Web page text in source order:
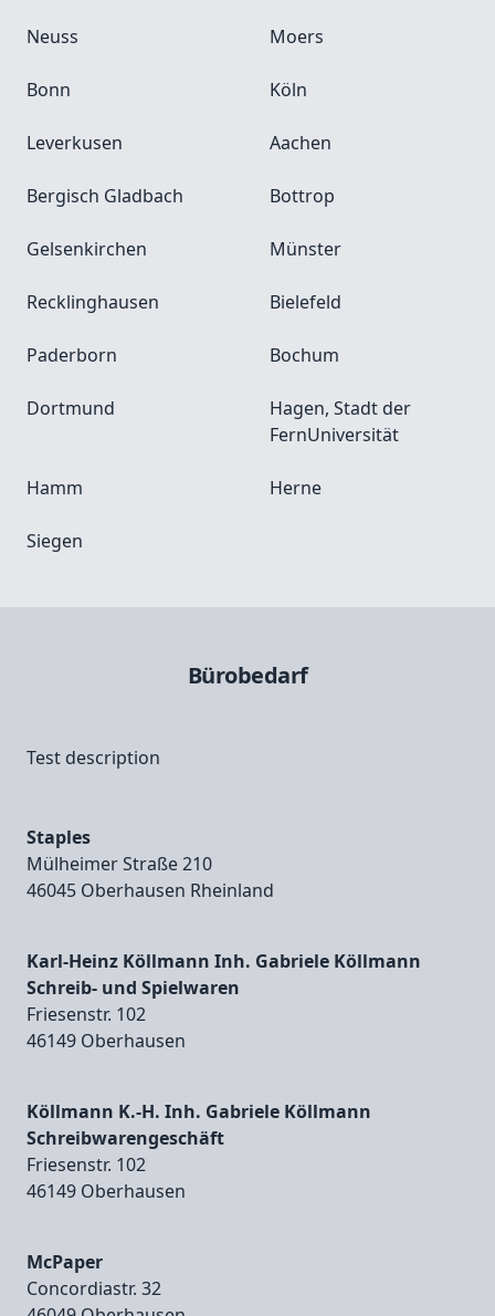
Neuss Moers
Bonn Köln
Leverkusen Aachen
Bergisch Gladbach Bottrop
Gelsenkirchen Münster
Recklinghausen Bielefeld
Paderborn Bochum
Dortmund
Hagen, Stadt der
FernUniversität
Hamm Herne
Siegen
Bürobedarf
Test description
Staples
Mülheimer Straße 210
46045 Oberhausen Rheinland
Karl-Heinz Köllmann Inh. Gabriele Köllmann
Schreib- und Spielwaren
Friesenstr. 102
46149 Oberhausen
Köllmann K.-H. Inh. Gabriele Köllmann
Schreibwarengeschäft
Friesenstr. 102
46149 Oberhausen
McPaper
Concordiastr. 32